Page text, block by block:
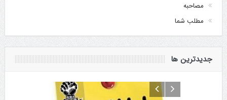
مصاحبه
مطلب شما
جدیدترین ها